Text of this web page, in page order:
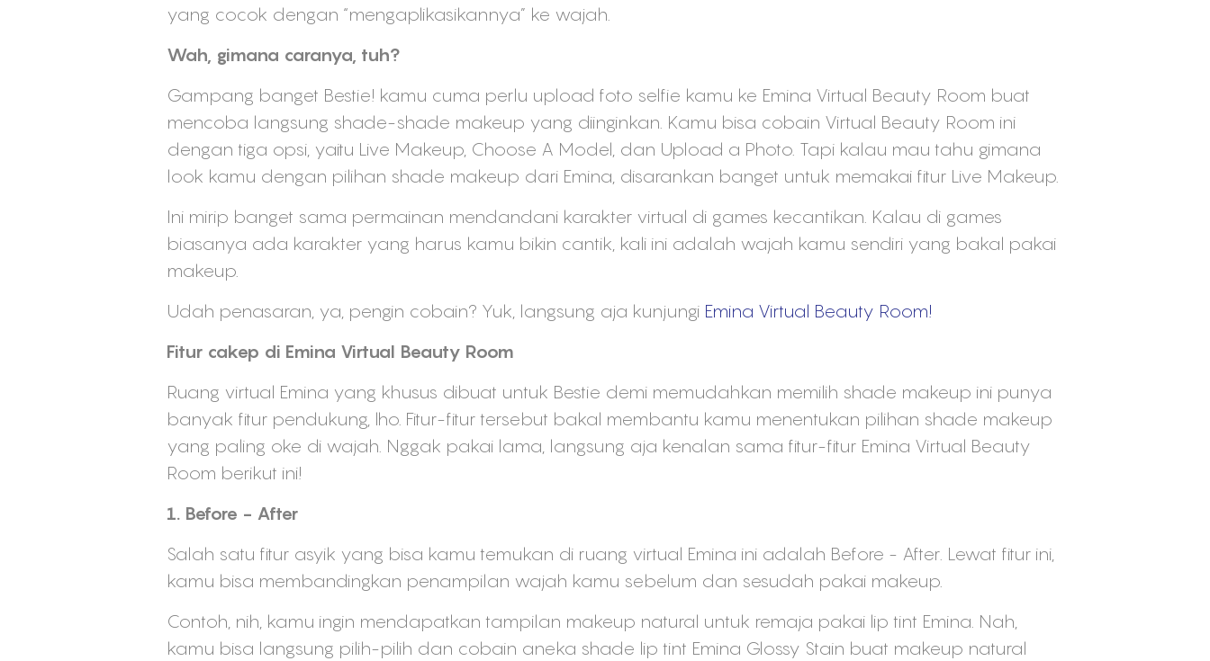
yang cocok dengan “mengaplikasikannya” ke wajah.
Wah, gimana caranya, tuh?
Gampang banget Bestie! kamu cuma perlu upload foto selfie kamu ke Emina Virtual Beauty Room buat
mencoba langsung shade-shade makeup yang diinginkan. Kamu bisa cobain Virtual Beauty Room ini
dengan tiga opsi, yaitu Live Makeup, Choose A Model, dan Upload a Photo. Tapi kalau mau tahu gimana
look kamu dengan pilihan shade makeup dari Emina, disarankan banget untuk memakai fitur Live Makeup.
Ini mirip banget sama permainan mendandani karakter virtual di games kecantikan. Kalau di games
biasanya ada karakter yang harus kamu bikin cantik, kali ini adalah wajah kamu sendiri yang bakal pakai
makeup.
Udah penasaran, ya, pengin cobain? Yuk, langsung aja kunjungi Emina Virtual Beauty Room!
Fitur cakep di Emina Virtual Beauty Room
Ruang virtual Emina yang khusus dibuat untuk Bestie demi memudahkan memilih shade makeup ini punya
banyak fitur pendukung, lho. Fitur-fitur tersebut bakal membantu kamu menentukan pilihan shade makeup
yang paling oke di wajah. Nggak pakai lama, langsung aja kenalan sama fitur-fitur Emina Virtual Beauty
Room berikut ini!
1. Before - After
Salah satu fitur asyik yang bisa kamu temukan di ruang virtual Emina ini adalah Before - After. Lewat fitur ini,
kamu bisa membandingkan penampilan wajah kamu sebelum dan sesudah pakai makeup.
Contoh, nih, kamu ingin mendapatkan tampilan makeup natural untuk remaja pakai lip tint Emina. Nah,
kamu bisa langsung pilih-pilih dan cobain aneka shade lip tint Emina Glossy Stain buat makeup natural